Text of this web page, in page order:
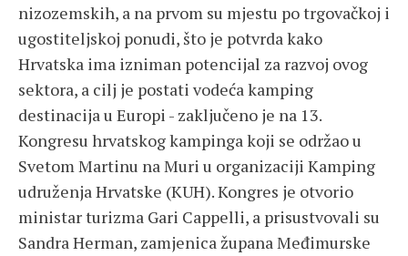
nizozemskih, a na prvom su mjestu po trgovačkoj i
ugostiteljskoj ponudi, što je potvrda kako
Hrvatska ima izniman potencijal za razvoj ovog
sektora, a cilj je postati vodeća kamping
destinacija u Europi - zaključeno je na 13.
Kongresu hrvatskog kampinga koji se održao u
Svetom Martinu na Muri u organizaciji Kamping
udruženja Hrvatske (KUH). Kongres je otvorio
ministar turizma Gari Cappelli, a prisustvovali su
Sandra Herman, zamjenica župana Međimurske